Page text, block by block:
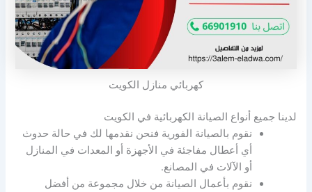
كهربائي منازل الكويت
لدينا جميع أنواع الصيانة الكهربائية في الكويت
نقوم بالصيانة الفورية فنحن نقدمها لك في حالة حدوث
أي أعطال مفاجئة في الأجهزة أو المعدات في المنازل
أو الآلات في المصانع.
نقوم بأعمال الصيانة من خلال مجموعة من أفضل